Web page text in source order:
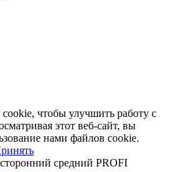
чтобы улучшить работу с
этот веб-сайт, вы
нами файлов cookie.